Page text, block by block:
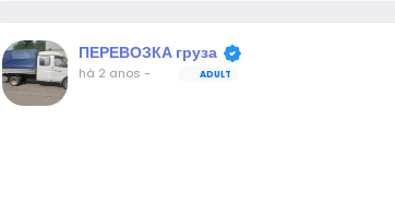
ПЕРЕВОЗКА груза
há 2 anos - ADULT